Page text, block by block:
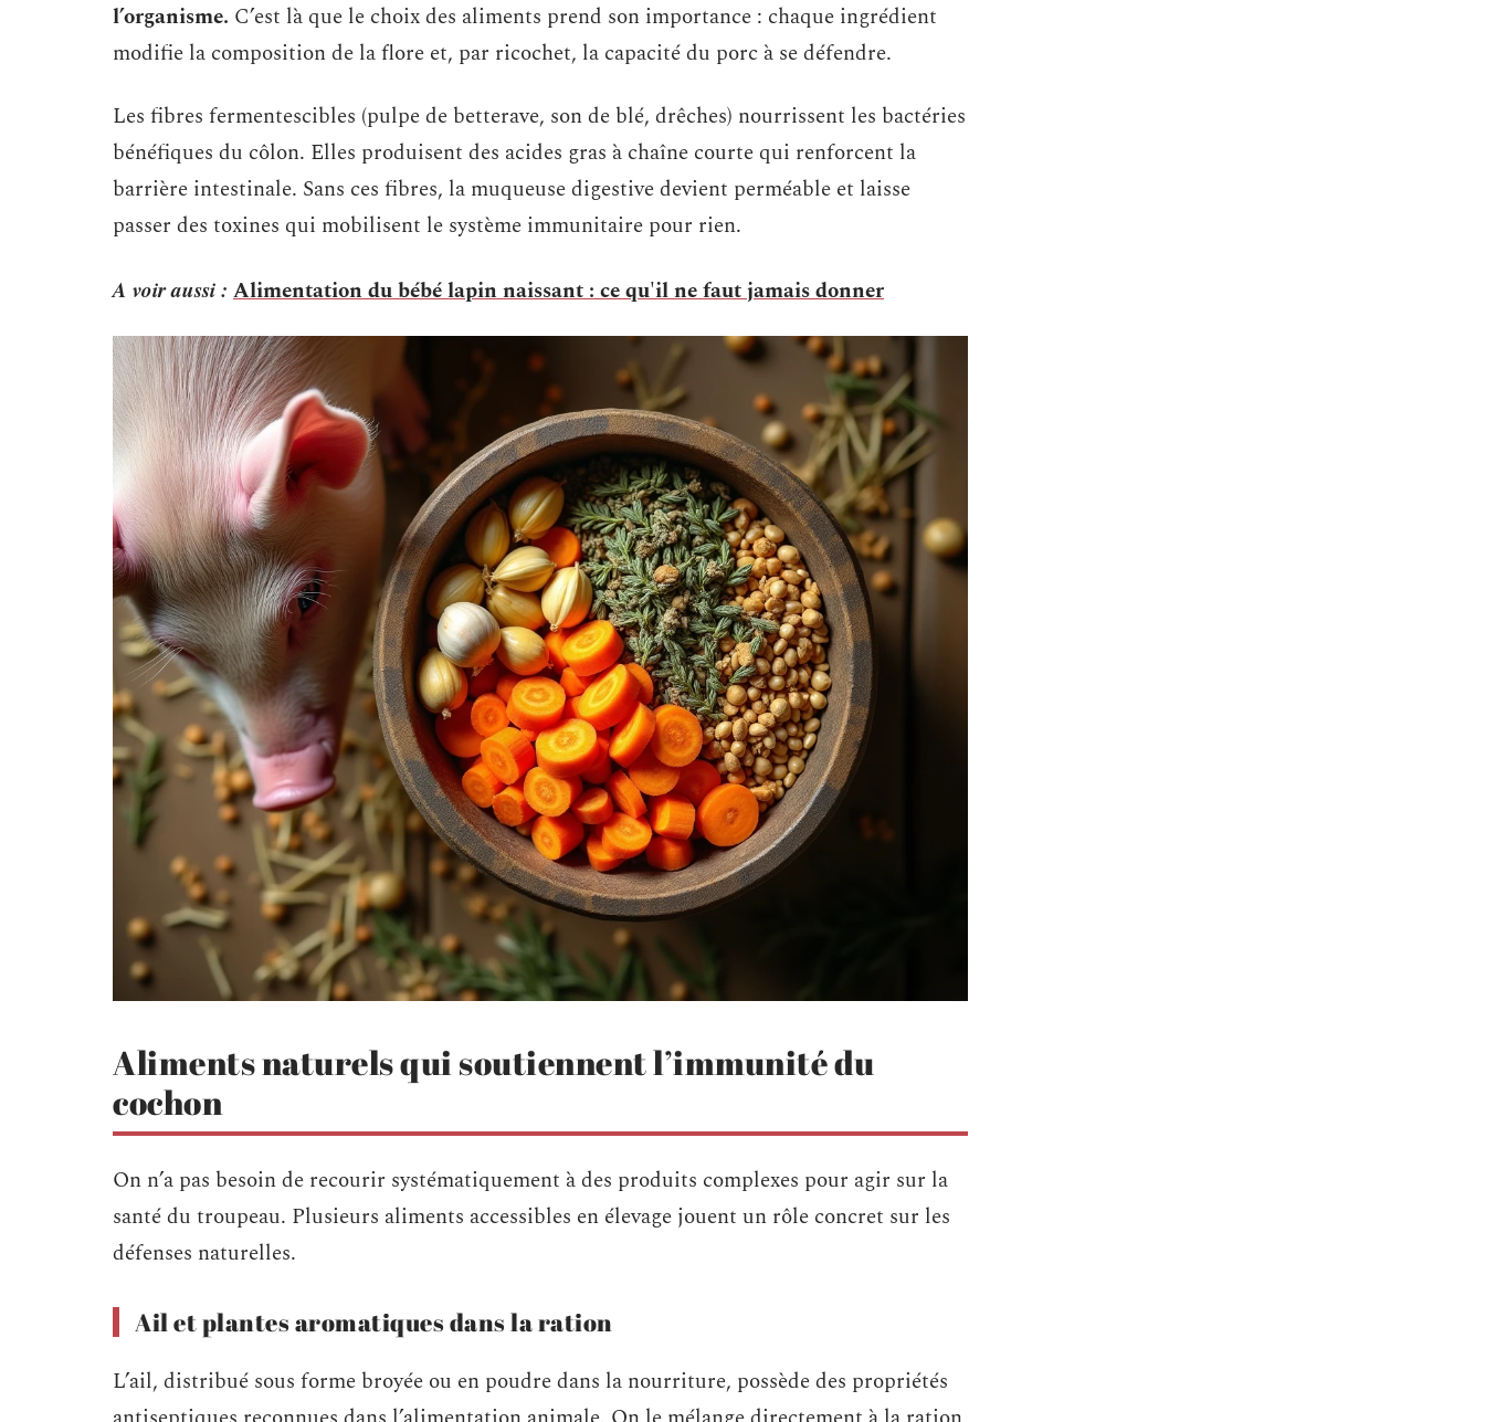
l’organisme. C’est là que le choix des aliments prend son importance : chaque ingrédient
modifie la composition de la flore et, par ricochet, la capacité du porc à se défendre.
Les fibres fermentescibles (pulpe de betterave, son de blé, drêches) nourrissent les bactéries
bénéfiques du côlon. Elles produisent des acides gras à chaîne courte qui renforcent la
barrière intestinale. Sans ces fibres, la muqueuse digestive devient perméable et laisse
passer des toxines qui mobilisent le système immunitaire pour rien.
A voir aussi : Alimentation du bébé lapin naissant : ce qu'il ne faut jamais donner
Aliments naturels qui soutiennent l’immunité du
cochon
On n’a pas besoin de recourir systématiquement à des produits complexes pour agir sur la
santé du troupeau. Plusieurs aliments accessibles en élevage jouent un rôle concret sur les
défenses naturelles.
Ail et plantes aromatiques dans la ration
L’ail, distribué sous forme broyée ou en poudre dans la nourriture, possède des propriétés